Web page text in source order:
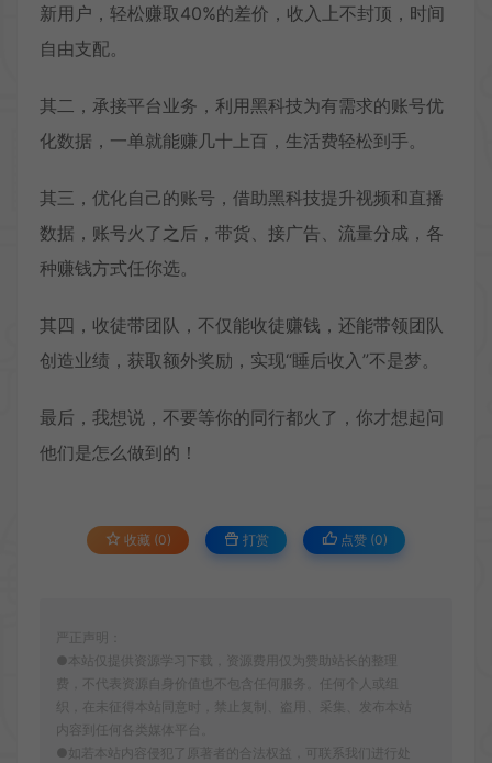
新用户，轻松赚取40%的差价，收入上不封顶，时间
自由支配。
其二，承接平台业务，利用黑科技为有需求的账号优
化数据，一单就能赚几十上百，生活费轻松到手。
其三，优化自己的账号，借助黑科技提升视频和直播
数据，账号火了之后，带货、接广告、流量分成，各
种赚钱方式任你选。
其四，收徒带团队，不仅能收徒赚钱，还能带领团队
创造业绩，获取额外奖励，实现“睡后收入”不是梦。
最后，我想说，不要等你的同行都火了，你才想起问
他们是怎么做到的！
收藏 (0) 打赏 点赞 (0)
严正声明：
●本站仅提供资源学习下载，资源费用仅为赞助站长的整理
费，不代表资源自身价值也不包含任何服务。任何个人或组
织，在未征得本站同意时，禁止复制、盗用、采集、发布本站
内容到任何各类媒体平台。
●如若本站内容侵犯了原著者的合法权益，可联系我们进行处